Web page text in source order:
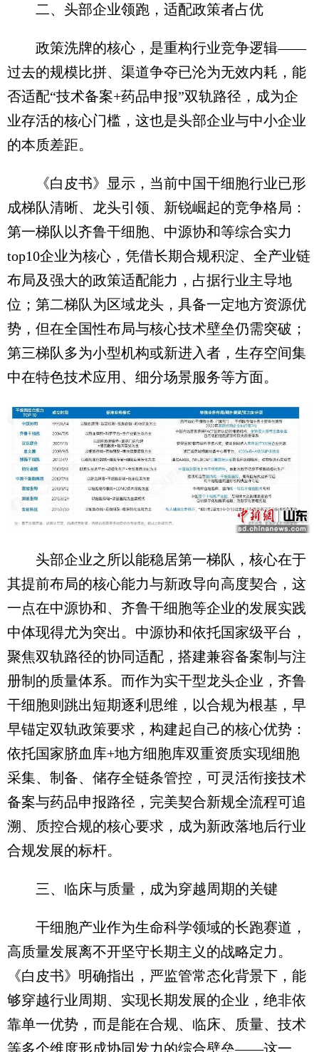
二、头部企业领跑，适配政策者占优
政策洗牌的核心，是重构行业竞争逻辑——
过去的规模比拼、渠道争夺已沦为无效内耗，能
否适配“技术备案+药品申报”双轨路径，成为企
业存活的核心门槛，这也是头部企业与中小企业
的本质差距。
《白皮书》显示，当前中国干细胞行业已形
成梯队清晰、龙头引领、新锐崛起的竞争格局：
第一梯队以齐鲁干细胞、中源协和等综合实力
top10企业为核心，凭借长期合规积淀、全产业链
布局及强大的政策适配能力，占据行业主导地
位；第二梯队为区域龙头，具备一定地方资源优
势，但在全国性布局与核心技术壁垒仍需突破；
第三梯队多为小型机构或新进入者，生存空间集
中在特色技术应用、细分场景服务等方面。
头部企业之所以能稳居第一梯队，核心在于
其提前布局的核心能力与新政导向高度契合，这
一点在中源协和、齐鲁干细胞等企业的发展实践
中体现得尤为突出。中源协和依托国家级平台，
聚焦双轨路径的协同适配，搭建兼容备案制与注
册制的质量体系。而作为实干型龙头企业，齐鲁
干细胞则跳出短期逐利思维，以合规为根基，早
早锚定双轨政策要求，构建起自己的核心优势：
依托国家脐血库+地方细胞库双重资质实现细胞
采集、制备、储存全链条管控，可灵活衔接技术
备案与药品申报路径，完美契合新规全流程可追
溯、质控合规的核心要求，成为新政落地后行业
合规发展的标杆。
三、临床与质量，成为穿越周期的关键
干细胞产业作为生命科学领域的长跑赛道，
高质量发展离不开坚守长期主义的战略定力。
《白皮书》明确指出，严监管常态化背景下，能
够穿越行业周期、实现长期发展的企业，绝非依
靠单一优势，而是能在合规、临床、质量、技术
等多个维度形成协同发力的综合壁垒——这一